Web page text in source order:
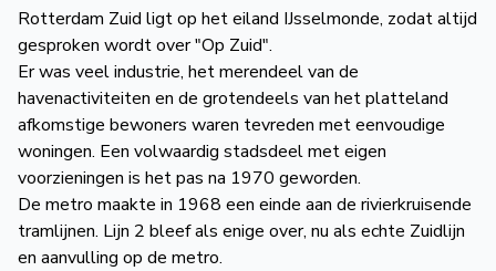
Ons
aanbod
Over
de
NVBS
Wegwijzer
Mijn
NVBS
Rotterdam Zuid ligt op het eiland IJsselmonde, zodat altijd
gesproken wordt over "Op Zuid".
Er was veel industrie, het merendeel van de
havenactiviteiten en de grotendeels van het platteland
afkomstige bewoners waren tevreden met eenvoudige
woningen. Een volwaardig stadsdeel met eigen
voorzieningen is het pas na 1970 geworden.
De metro maakte in 1968 een einde aan de rivierkruisende
tramlijnen. Lijn 2 bleef als enige over, nu als echte Zuidlijn
en aanvulling op de metro.